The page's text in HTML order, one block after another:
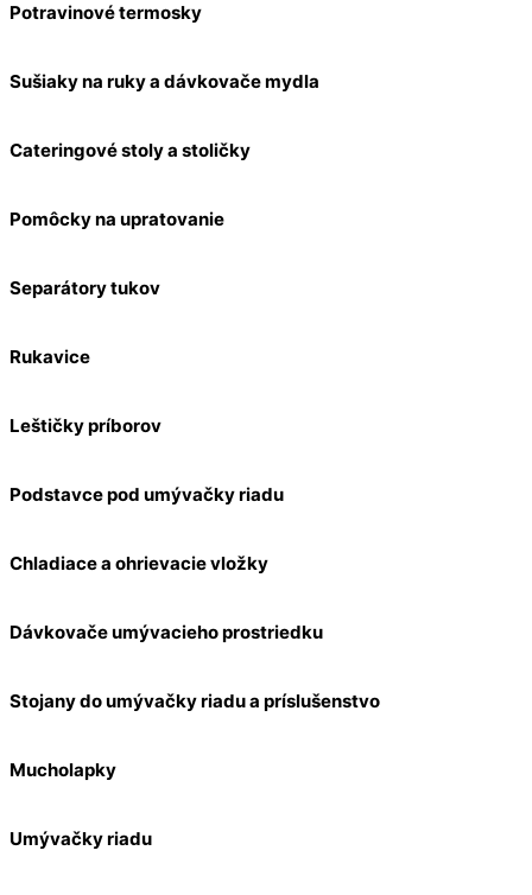
Potravinové termosky
Sušiaky na ruky a dávkovače mydla
Cateringové stoly a stoličky
Pomôcky na upratovanie
Separátory tukov
Rukavice
Leštičky príborov
Podstavce pod umývačky riadu
Chladiace a ohrievacie vložky
Dávkovače umývacieho prostriedku
Stojany do umývačky riadu a príslušenstvo
Mucholapky
Umývačky riadu